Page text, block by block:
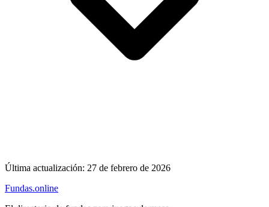
Última actualización: 27 de febrero de 2026
Fundas.online